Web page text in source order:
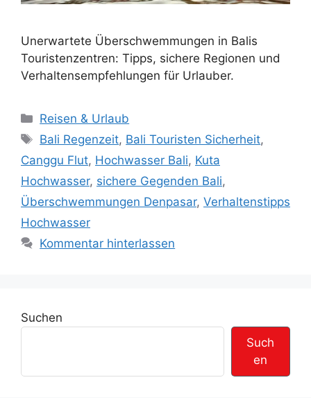
Unerwartete Überschwemmungen in Balis
Touristenzentren: Tipps, sichere Regionen und
Verhaltensempfehlungen für Urlauber.
K
a
e
g
o
r
i
Reisen & Urlaub
S
c
h
l
a
g
w
e
r
Bali Regenzeit, Bali Touristen Sicherheit,
Canggu Flut, Hochwasser Bali, Kuta
Hochwasser, sichere Gegenden Bali,
Überschwemmungen Denpasar, Verhaltenstipps
Hochwasser
Kommentar hinterlassen
Suchen
Such
en